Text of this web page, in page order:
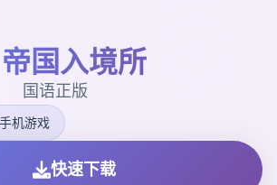
帝国入境所
国语正版
机游戏
快速下载